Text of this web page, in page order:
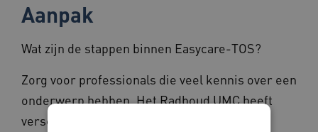
Aanpak
Wat zijn de stappen binnen Easycare-TOS?
Zorg voor professionals die veel kennis over een
onderwerp hebben. Het Radboud UMC heeft
verschillende mogelijkheden om training te